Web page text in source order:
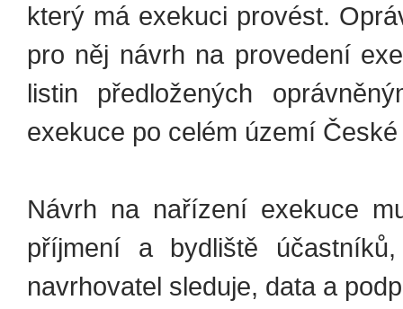
který má exekuci provést.
pro něj návrh na provedení
listin předložených
exekuce po celém území
Návrh na nařízení exekuce
příjmení a bydliště
navrhovatel sleduje, data a